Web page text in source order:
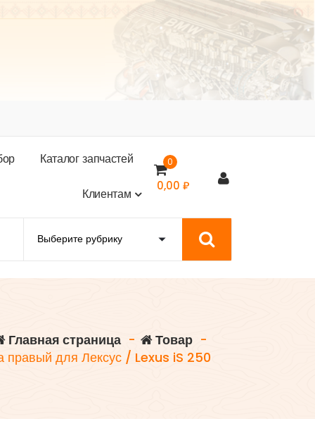
ор Каталогзапчастей
Клиентам
0
0,00 ₽
Главная страница - Товар -
правый для Лексус / Lexus iS 250